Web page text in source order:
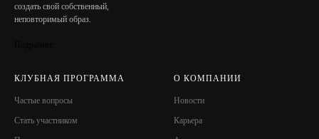
создать свой собственный,
неповторимый образ.
КЛУБНАЯ ПРОГРАММА
Частые вопросы
Стать участником
О КОМПАНИИ
Новости
Карьера